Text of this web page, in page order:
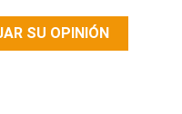
SU OPINIÓN